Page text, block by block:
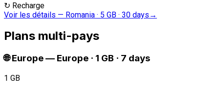
↻ Recharge
Voir les détails — Romania · 5 GB · 30 days →
Plans multi-pays
🌐 Europe— Europe · 1 GB · 7 days
1 GB